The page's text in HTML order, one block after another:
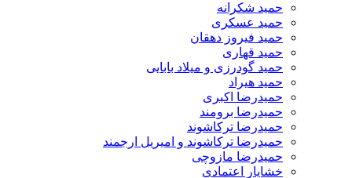
حمید شکرانه
حمید عسکری
حمید فیروز دهقان
حمید قهاری
حمید گودرزی و میلاد بابایی
حمید هیراد
حمیدرضا اکبری
حمیدرضا برومند
حمیدرضا ترکاشوند
حمیدرضا ترکاشوند و امیریل ارجمند
حمیدرضا مازوچی
خشایار اعتمادی